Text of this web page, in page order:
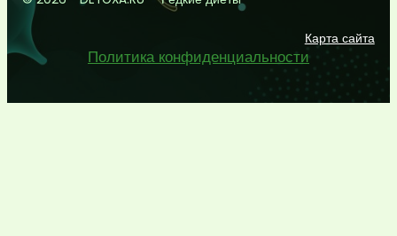
Карта сайта
Политика конфиденциальности